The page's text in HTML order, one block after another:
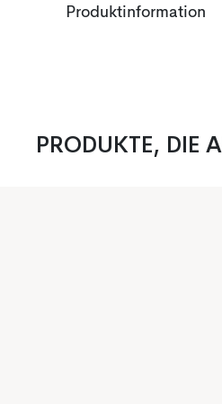
Produktinformation
PRODUKTE, DIE